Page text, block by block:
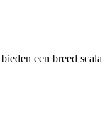
een breed scala